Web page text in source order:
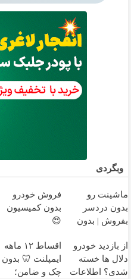
وبگردی
ماشینت رو
بدون دردسر
بفروش | بدون
فروش خودرو
بدون کمیسیون
😍
از بازدید خودرو
دلال ها خسته
شدی؟ اطلاعات
اقساط ۱۲ ماهه
ایمپلنت 🦷 بدون
چک و ضامن؛